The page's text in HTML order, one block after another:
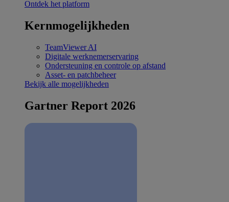
Ontdek het platform
Kernmogelijkheden
TeamViewer AI
Digitale werknemerservaring
Ondersteuning en controle op afstand
Asset- en patchbeheer
Bekijk alle mogelijkheden
Gartner Report 2026